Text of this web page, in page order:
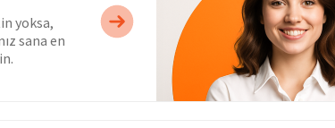
yoksa,
sana en